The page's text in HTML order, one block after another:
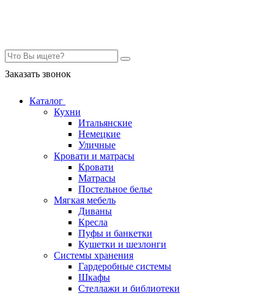
Заказать звонок
Каталог
Кухни
Итальянские
Немецкие
Уличные
Кровати и матрасы
Кровати
Матрасы
Постельное белье
Мягкая мебель
Диваны
Кресла
Пуфы и банкетки
Кушетки и шезлонги
Системы хранения
Гардеробные системы
Шкафы
Стеллажи и библиотеки